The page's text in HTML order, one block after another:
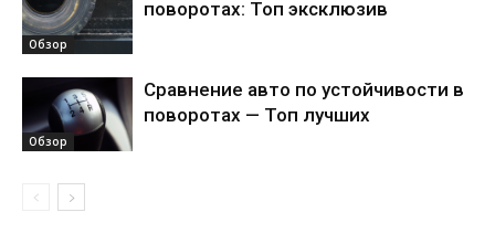
Обзор
поворотах: Топ эксклюзив
Обзор
Сравнение авто по устойчивости в
поворотах — Топ лучших